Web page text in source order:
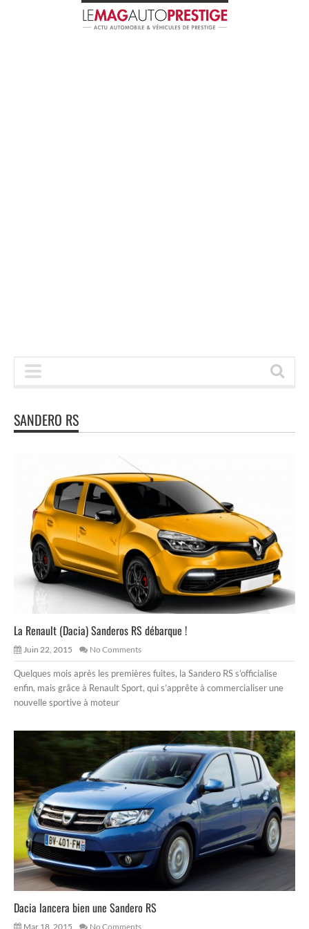
SANDERO RS
La Renault (Dacia) Sanderos RS débarque !
Juin 22, 2015 No Comments
Quelques mois après les premières fuites, la Sandero RS s’officialise
enfin, mais grâce à Renault Sport, qui s’apprête à commercialiser une
nouvelle sportive à moteur
Dacia lancera bien une Sandero RS
Mar 18, 2015 No Comments